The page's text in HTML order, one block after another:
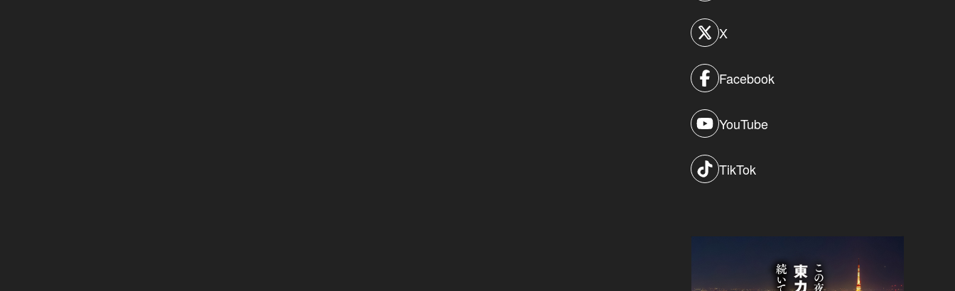
X
Facebook
YouTube
TikTok